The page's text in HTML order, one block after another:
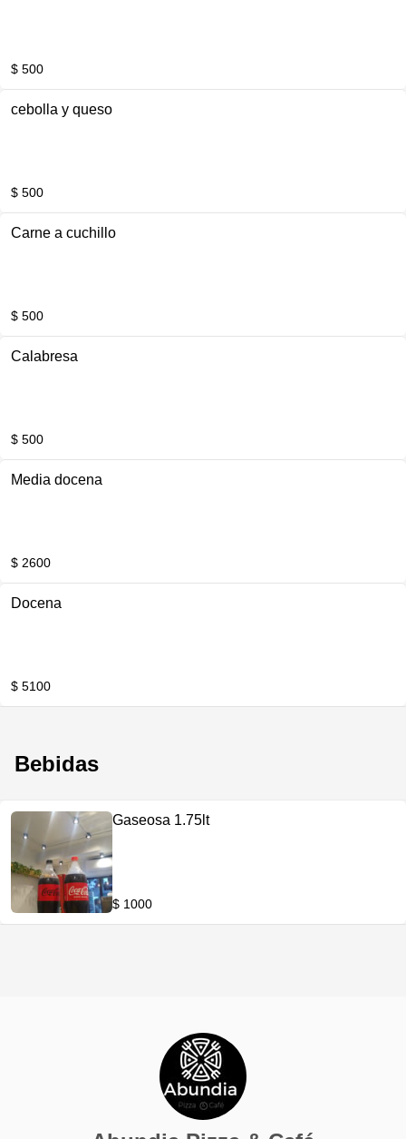
$ 500
cebolla y queso
$ 500
Carne a cuchillo
$ 500
Calabresa
$ 500
Media docena
$ 2600
Docena
$ 5100
Bebidas
Gaseosa 1.75lt
$ 1000